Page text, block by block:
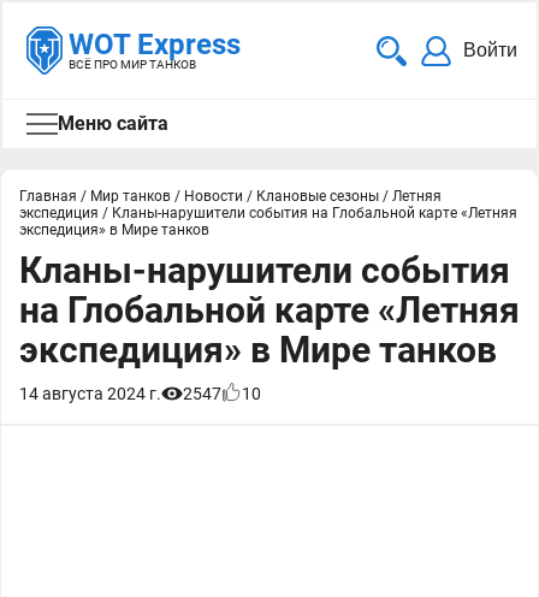
WOT Express
ВСЁ ПРО МИР ТАНКОВ
Войти
Меню сайта
Главная / Мир танков / Новости / Клановые сезоны / Летняя
экспедиция / Кланы-нарушители события на Глобальной карте «Летняя
экспедиция» в Мире танков
Кланы-нарушители события
на Глобальной карте «Летняя
экспедиция» в Мире танков
14 августа 2024 г. 2547 10